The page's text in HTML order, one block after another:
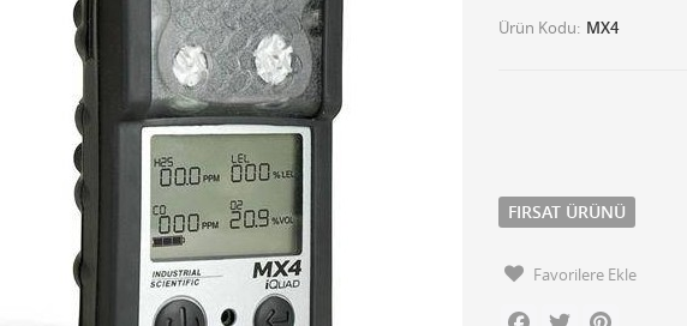
Ürün Kodu MX4
FIRSAT ÜRÜNÜ
Favorilere Ekle
Facebook
Twitter